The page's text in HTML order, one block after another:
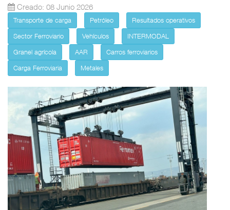
Creado: 08 Junio 2026
Transporte de carga Petróleo
Resultados operativos
Sector Ferroviario
Vehículos
INTERMODAL
Granel agrícola
AAR
Carros ferroviarios
Carga Ferroviaria
Metales